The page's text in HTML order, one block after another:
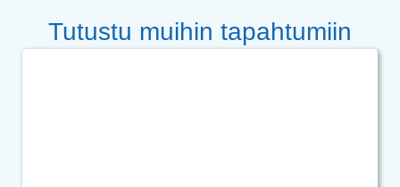
Tutustu muihin tapahtumiin